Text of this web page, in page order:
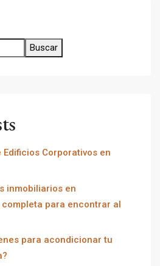
Buscar
Corporativos en
inmobiliarios en
completa para encontrar al
para acondicionar tu